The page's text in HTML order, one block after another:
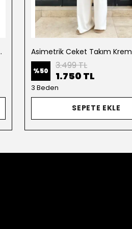
Beyaz Asimetrik Ceket Takım Krem
%50 3.499 TL
1.750 TL
3 Beden
SEPETE EKLE